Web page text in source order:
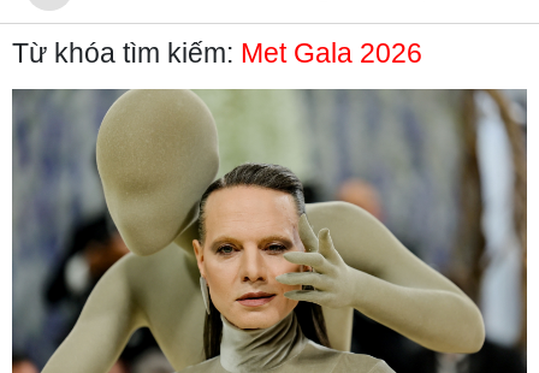
Tổ chức nhân sự
Quốc hội
Nhận diện sự thật
Giáo dục
Dự báo thời tiết
Dấu ấn VOV
Việc làm
Biển đảo
Từ khóa tìm kiếm: Met Gala 2026